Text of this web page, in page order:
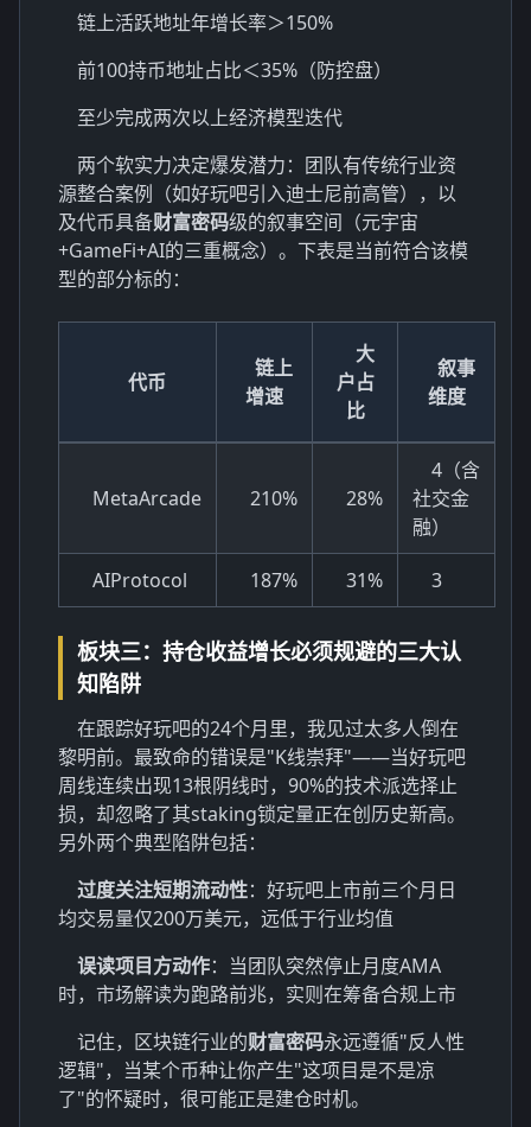
链上活跃地址年增长率＞150%
前100持币地址占比＜35%（防控盘）
至少完成两次以上经济模型迭代
两个软实力决定爆发潜力：团队有传统行业资
源整合案例（如好玩吧引入迪士尼前高管），以
及代币具备财富密码级的叙事空间（元宇宙
+GameFi+AI的三重概念）。下表是当前符合该模
型的部分标的：
代币
链上
增速
大
户占
比
叙事
维度
MetaArcade 210% 28%
4（含
社交金
融）
AIProtocol 187% 31% 3
板块三：持仓收益增长必须规避的三大认
知陷阱
在跟踪好玩吧的24个月里，我见过太多人倒在
黎明前。最致命的错误是"K线崇拜"——当好玩吧
周线连续出现13根阴线时，90%的技术派选择止
损，却忽略了其staking锁定量正在创历史新高。
另外两个典型陷阱包括：
过度关注短期流动性：好玩吧上市前三个月日
均交易量仅200万美元，远低于行业均值
误读项目方动作：当团队突然停止月度AMA
时，市场解读为跑路前兆，实则在筹备合规上市
记住，区块链行业的财富密码永远遵循"反人性
逻辑"，当某个币种让你产生"这项目是不是凉
了"的怀疑时，很可能正是建仓时机。